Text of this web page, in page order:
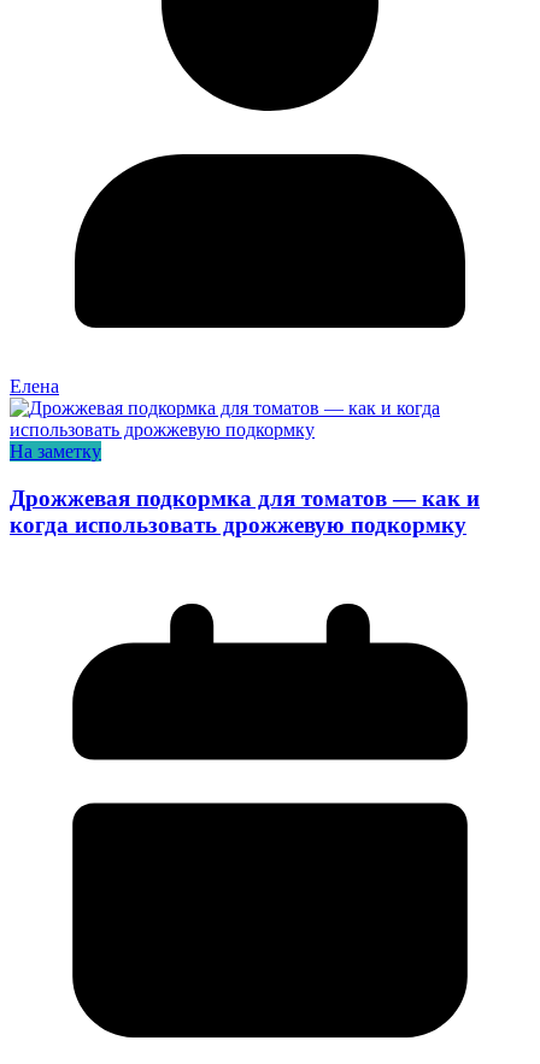
Елена
На заметку
Дрожжевая подкормка для томатов — как и
когда использовать дрожжевую подкормку